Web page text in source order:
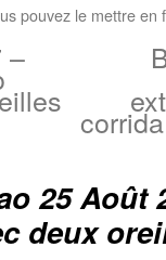
pouvez le mettre
–
25 Août
deux